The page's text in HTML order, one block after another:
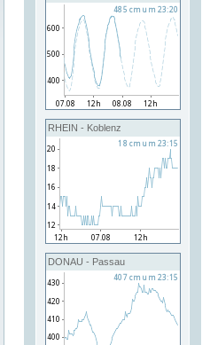
RHEIN - Koblenz
DONAU - Passau